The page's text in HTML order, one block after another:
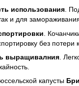
использования.
и для
.
без потери
выращивалния .
капусты